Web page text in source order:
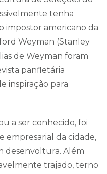
tenha
impostor americano da
Weyman (Stanley
de Weyman foram
panfletária
inspiração para
a ser conhecido, foi
empresarial da cidade,
desenvoltura. Além
trajado, terno